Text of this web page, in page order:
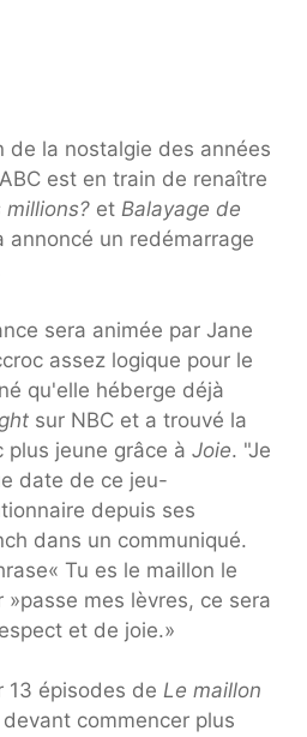
de la nostalgie des années
est en train de renaître
millions? et Balayage de
annoncé un redémarrage
sera animée par Jane
assez logique pour le
qu'elle héberge déjà
sur NBC et a trouvé la
plus jeune grâce à Joie. "Je
date de ce jeu-
depuis ses
dans un communiqué.
Tu es le maillon le
mes lèvres, ce sera
et de joie.»
13 épisodes de Le maillon
commencer plus